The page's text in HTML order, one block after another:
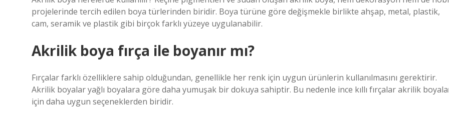
projelerinde tercih edilen boya türlerinden biridir. Boya türüne göre değişmekle birlikte ahşap, metal, plastik,
cam, seramik ve plastik gibi birçok farklı yüzeye uygulanabilir.
Akrilik boya fırça ile boyanır mı?
Fırçalar farklı özelliklere sahip olduğundan, genellikle her renk için uygun ürünlerin kullanılmasını gerektirir.
Akrilik boyalar yağlı boyalara göre daha yumuşak bir dokuya sahiptir. Bu nedenle ince kıllı fırçalar akrilik
için daha uygun seçeneklerden biridir.